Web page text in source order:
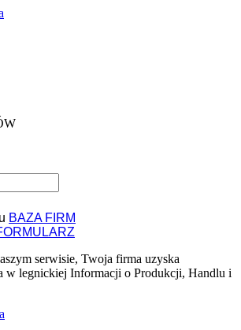
BAZA FIRM
serwisie, Twoja firma uzyska
w legnickiej Informacji o Produkcji, Handlu i